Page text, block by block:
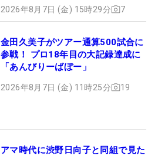
2026年8月7日 (金) 15時29分 7
金田久美子がツアー通算500試合に
参戦！ プロ18年目の大記録達成に
「あんびりーばぼー」
2026年8月7日 (金) 11時25分 19
アマ時代に渋野日向子と同組で見た